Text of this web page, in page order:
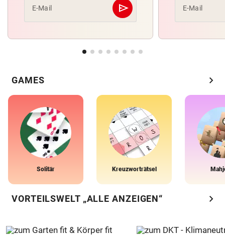
E-Mail send
Abschicken E-Mail
GAMES chevron_right
Solitär Kreuzworträtsel
VORTEILSWELT „ALLE ANZEIGEN“ chevron_right